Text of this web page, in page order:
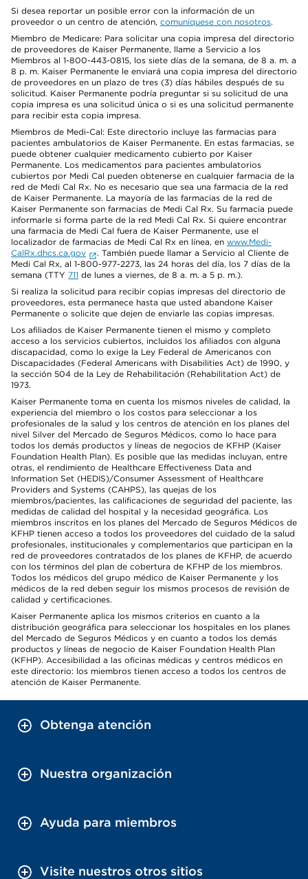
Si desea reportar un posible error con la información de un
proveedor o un centro de atención, comuníquese con nosotros.
Miembro de Medicare: Para solicitar una copia impresa del directorio
de proveedores de Kaiser Permanente, llame a Servicio a los
Miembros al 1-800-443-0815, los siete días de la semana, de 8 a. m. a
8 p. m. Kaiser Permanente le enviará una copia impresa del directorio
de proveedores en un plazo de tres (3) días hábiles después de su
solicitud. Kaiser Permanente podría preguntar si su solicitud de una
copia impresa es una solicitud única o si es una solicitud permanente
para recibir esta copia impresa.
Miembros de Medi-Cal: Este directorio incluye las farmacias para
pacientes ambulatorios de Kaiser Permanente. En estas farmacias, se
puede obtener cualquier medicamento cubierto por Kaiser
Permanente. Los medicamentos para pacientes ambulatorios
cubiertos por Medi Cal pueden obtenerse en cualquier farmacia de la
red de Medi Cal Rx. No es necesario que sea una farmacia de la red
de Kaiser Permanente. La mayoría de las farmacias de la red de
Kaiser Permanente son farmacias de Medi Cal Rx. Su farmacia puede
informarle si forma parte de la red Medi Cal Rx. Si quiere encontrar
una farmacia de Medi Cal fuera de Kaiser Permanente, use el
localizador de farmacias de Medi Cal Rx en línea, en www.Medi-
CalRx.dhcs.ca.gov
. También puede llamar a Servicio al Cliente de
Medi Cal Rx, al 1-800-977-2273, las 24 horas del día, los 7 días de la
semana (TTY 711 de lunes a viernes, de 8 a. m. a 5 p. m.).
Si realiza la solicitud para recibir copias impresas del directorio de
proveedores, esta permanece hasta que usted abandone Kaiser
Permanente o solicite que dejen de enviarle las copias impresas.
Los afiliados de Kaiser Permanente tienen el mismo y completo
acceso a los servicios cubiertos, incluidos los afiliados con alguna
discapacidad, como lo exige la Ley Federal de Americanos con
Discapacidades (Federal Americans with Disabilities Act) de 1990, y
la sección 504 de la Ley de Rehabilitación (Rehabilitation Act) de
1973.
Kaiser Permanente toma en cuenta los mismos niveles de calidad, la
experiencia del miembro o los costos para seleccionar a los
profesionales de la salud y los centros de atención en los planes del
nivel Silver del Mercado de Seguros Médicos, como lo hace para
todos los demás productos y líneas de negocios de KFHP (Kaiser
Foundation Health Plan). Es posible que las medidas incluyan, entre
otras, el rendimiento de Healthcare Effectiveness Data and
Information Set (HEDIS)/Consumer Assessment of Healthcare
Providers and Systems (CAHPS), las quejas de los
miembros/pacientes, las calificaciones de seguridad del paciente, las
medidas de calidad del hospital y la necesidad geográfica. Los
miembros inscritos en los planes del Mercado de Seguros Médicos de
KFHP tienen acceso a todos los proveedores del cuidado de la salud
profesionales, institucionales y complementarios que participan en la
red de proveedores contratados de los planes de KFHP, de acuerdo
con los términos del plan de cobertura de KFHP de los miembros.
Todos los médicos del grupo médico de Kaiser Permanente y los
médicos de la red deben seguir los mismos procesos de revisión de
calidad y certificaciones.
Kaiser Permanente aplica los mismos criterios en cuanto a la
distribución geográfica para seleccionar los hospitales en los planes
del Mercado de Seguros Médicos y en cuanto a todos los demás
productos y líneas de negocio de Kaiser Foundation Health Plan
(KFHP). Accesibilidad a las oficinas médicas y centros médicos en
este directorio: los miembros tienen acceso a todos los centros de
atención de Kaiser Permanente.
Obtenga atención
Nuestra organización
Ayuda para miembros
Visite nuestros otros sitios